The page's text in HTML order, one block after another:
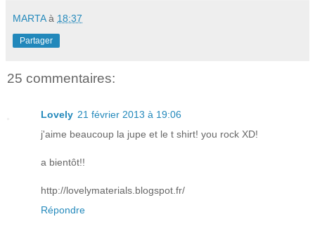
MARTA à 18:37
Partager
25 commentaires:
Lovely 21 février 2013 à 19:06
j'aime beaucoup la jupe et le t shirt! you rock XD!
a bientôt!!
http://lovelymaterials.blogspot.fr/
Répondre